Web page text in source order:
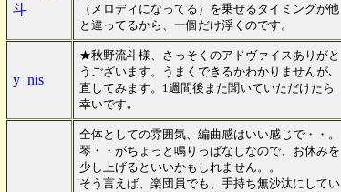
斗
（メロディになってる）を乗せるタイミングが他
と違ってるから、一個だけ浮くのです。
y_nis
★秋野流斗様、さっそくのアドヴァイスありがと
うございます。うまくできるかわかりませんが､
直してみます。1週間後また聞いていただけたら
幸いです｡
全体としての雰囲気、編曲感はいい感じで・・。
琴・・がちょっと鳴りっぱなしなので、お休みを
少し上げるといいかもしれません。。
そう言えば、楽団員でも、手持ち無沙汰にしてい